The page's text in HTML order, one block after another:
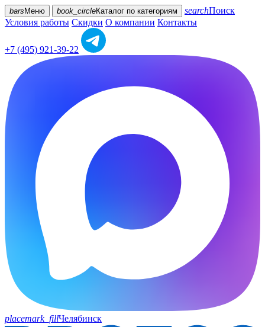
bars Меню book_circleКаталог по категориям searchПоиск
Условия работы Скидки О компании Контакты
+7 (495) 921-39-22
placemark_fillЧелябинск